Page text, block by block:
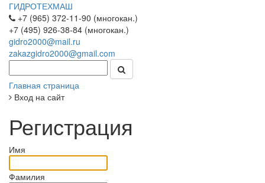
ГИДРОТЕХМАШ
+7 (965) 372-11-90 (многокан.)
+7 (495) 926-38-84 (многокан.)
gidro2000@mail.ru
zakazgidro2000@gmail.com
Главная страница
Вход на сайт
Регистрация
Имя
Фамилия